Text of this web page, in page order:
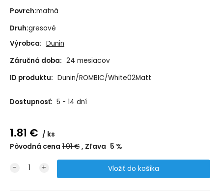
Povrch:matná
Druh:gresové
Výrobca: Dunin
Záručná doba: 24 mesiacov
ID produktu: Dunin/ROMBIC/White02Matt
Dostupnosť: 5 - 14 dní
1.81 €
ks
Pôvodná cena 1.91€ Zľava 5 %